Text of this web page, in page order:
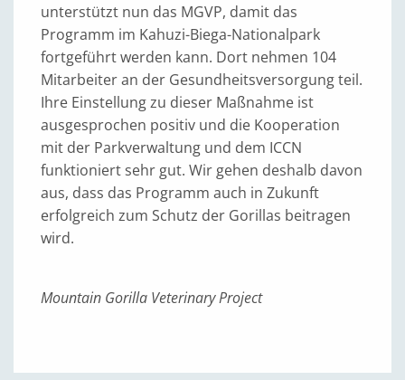
unterstützt nun das MGVP, damit das
Programm im Kahuzi-Biega-Nationalpark
fortgeführt werden kann. Dort nehmen 104
Mitarbeiter an der Gesundheitsversorgung teil.
Ihre Einstellung zu dieser Maßnahme ist
ausgesprochen positiv und die Kooperation
mit der Parkverwaltung und dem ICCN
funktioniert sehr gut. Wir gehen deshalb davon
aus, dass das Programm auch in Zukunft
erfolgreich zum Schutz der Gorillas beitragen
wird.
Mountain Gorilla Veterinary Project